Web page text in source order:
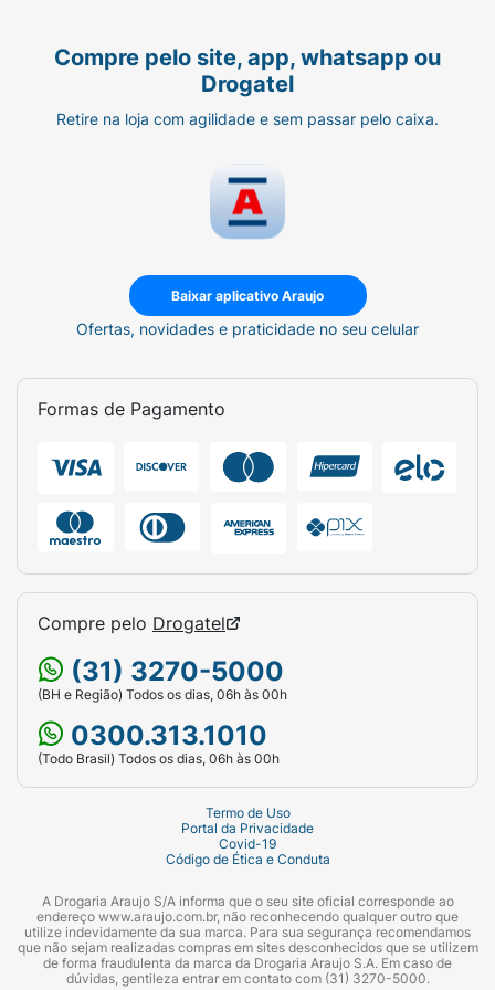
Compre pelo site, app, whatsapp ou
Drogatel
Retire na loja com agilidade e sem passar pelo caixa.
Baixar aplicativo Araujo
Ofertas, novidades e praticidade no seu celular
Formas de Pagamento
Compre pelo Drogatel
(31) 3270-5000
(BH e Região) Todos os dias, 06h às 00h
0300.313.1010
(Todo Brasil) Todos os dias, 06h às 00h
Termo de Uso
Portal da Privacidade
Covid-19
Código de Ética e Conduta
A Drogaria Araujo S/A informa que o seu site oficial corresponde ao
endereço www.araujo.com.br, não reconhecendo qualquer outro que
utilize indevidamente da sua marca. Para sua segurança recomendamos
que não sejam realizadas compras em sites desconhecidos que se utilizem
de forma fraudulenta da marca da Drogaria Araujo S.A. Em caso de
dúvidas, gentileza entrar em contato com (31) 3270-5000.